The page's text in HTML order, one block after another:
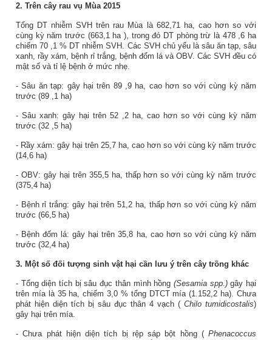
2. Trên cây rau vụ Mùa 2015
Tổng DT nhiễm SVH trên rau Mùa là 682,71 ha, cao hơn so với
cùng kỳ năm trước (663,1 ha ), trong đó DT phòng trừ là 478 ,6 ha
chiếm70 1% DT nhiễm SVH. Các SVH chủ yếu là sâu ăn tạp, sâu
xanh, rầy xám, bệnh rỉ trắng , bệnh đốm lá và OBV. Các SVH đều có
mật số và tỉ lệ bệnh ở mức nhẹ.
- Sâu ăn tạp: gây hại trên 89 9 ha, cao hơn so với cùng kỳ năm
trước (89 1 ha)
- Sâu xanh: gây hại trên 52 2 ha, cao hơn so với cùng kỳ năm
trước (32 5 ha)
- Rầy xám: gây hại trên 25,7 ha, cao hơn so với cùng kỳ năm trước
(14,6 ha)
- OBV: gây hại trên 355,5 ha, thấp hơn so với cùng kỳ năm trước
(375,4 ha)
- Bệnh rỉ trắng: gây hại trên51,2 ha, thấp hơn so với cùng kỳ năm
trước (66,5 ha)
- Bệnh đốm lá:gây hại trên35,8 ha, cao hơn so với cùng kỳ năm
trước (32,4 ha)
3. Một số đối tượng sinh vật hại cần lưu ý trên cây trồng khác
- Tổng diện tích bị sâu đục thân mình hồng (Sesamia spp.)gây hại
trên mía là 35 ha, chiếm 3,0 % tổng DTCT mía (1.152,2 ha). Chưa
phát hiện diện tích bị sâu đục thân 4 vạch ( Chilo tumidicostalis)
gây hại trên mía.
- Chưa phát hiện diện tích bị rệp sáp bột hồng ( Phenacoccus